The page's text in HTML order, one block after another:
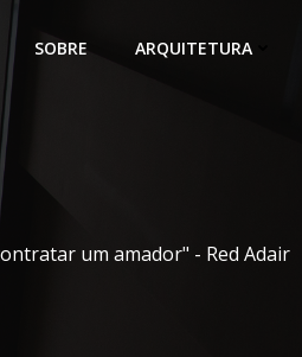
SOBRE ARQUITETURA
um amador" - Red Adair